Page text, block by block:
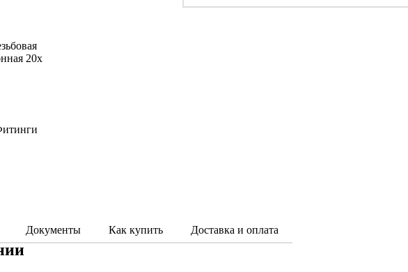
Документы Как купить Доставка и оплата